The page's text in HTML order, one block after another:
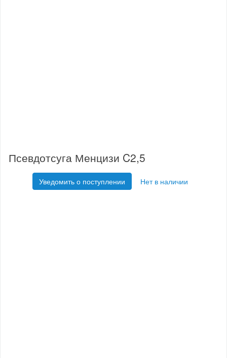
Псевдотсуга Менцизи C2,5
Уведомить о поступлении Нет в наличии